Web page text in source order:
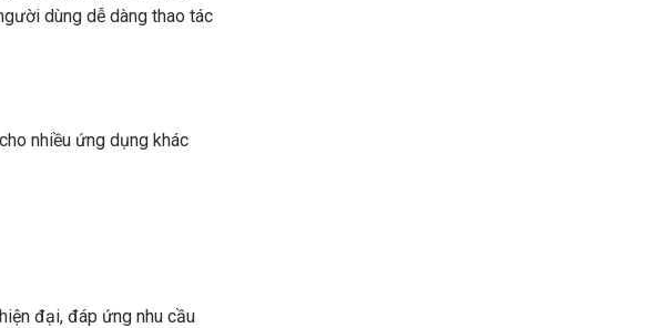
dùng dễ dàng thao tác
nhiều ứng dụng khác
đại, đáp ứng nhu cầu